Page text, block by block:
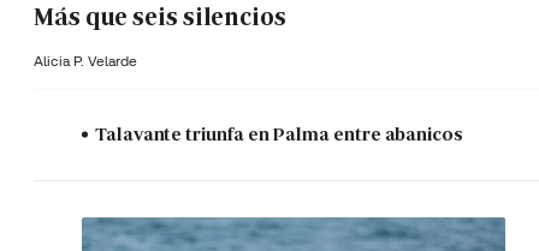
Más que seis silencios
Alicia P. Velarde
Talavante triunfa en Palma entre abanicos